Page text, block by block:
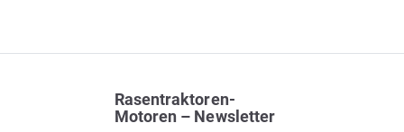
Rasentraktoren-
Motoren – Newsletter